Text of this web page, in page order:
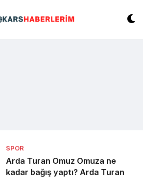
SPOR
Arda Turan Omuz Omuza ne
kadar bağış yaptı? Arda Turan